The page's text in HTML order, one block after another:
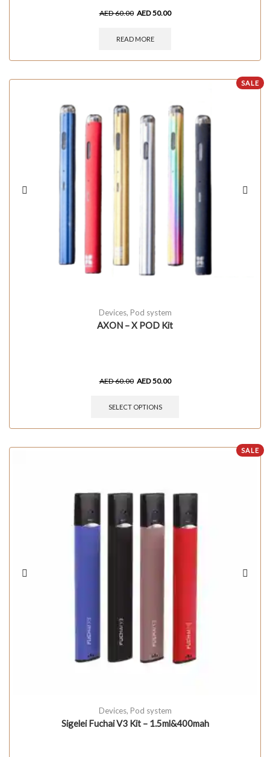
AED60.00 AED50.00
READ MORE
SALE
Devices, Pod system
AXON – X POD Kit
AED60.00 AED50.00
SELECT OPTIONS
SALE
Devices, Pod system
Sigelei Fuchai V3 Kit – 1.5ml&400mah